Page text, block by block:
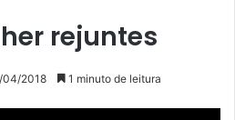
rejuntes
04/2018 1 minuto de leitura